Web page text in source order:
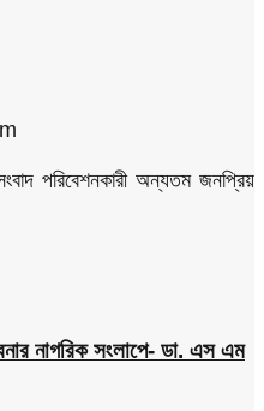
পরিবেশনকারী অন্যতম জনপ্রিয়
নাগরিক সংলাপে- ডা. এস এম